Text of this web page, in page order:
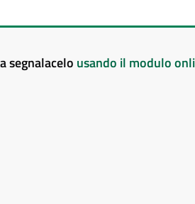
segnalacelo usando il modulo